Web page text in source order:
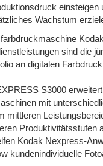
einsteigen
Wachstum
sind die
an digitalen
S3000
mit
mittleren
Produktivitätsstufen
Kodak Nexpress-
kundenindividuelle